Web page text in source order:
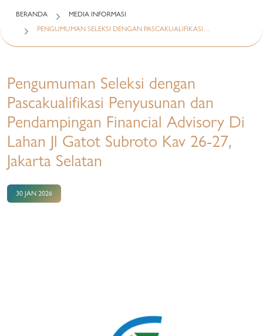
BERANDA
MEDIA INFORMASI
PENGUMUMAN SELEKSI DENGAN PASCAKUALIFIKASI…
Pengumuman Seleksi dengan
Pascakualifikasi Penyusunan dan
Pendampingan Financial Advisory Di
Lahan Jl Gatot Subroto Kav 26-27,
Jakarta Selatan
30 JAN 2026